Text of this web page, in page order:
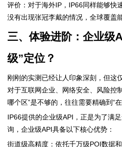
评价：对于海外IP，IP66同样能够快
没有出现张冠李戴的情况，全球覆盖
三、体验进阶：企业级
级”定位？
刚刚的实测已经让人印象深刻，但这
对于互联网企业、网络安全、风险控
哪个区”是不够的，往往需要精确到“在
IP66提供的企业级API，正是为了满
询，企业级API具备以下核心优势：
街道级高精度：依托千万级POI数据